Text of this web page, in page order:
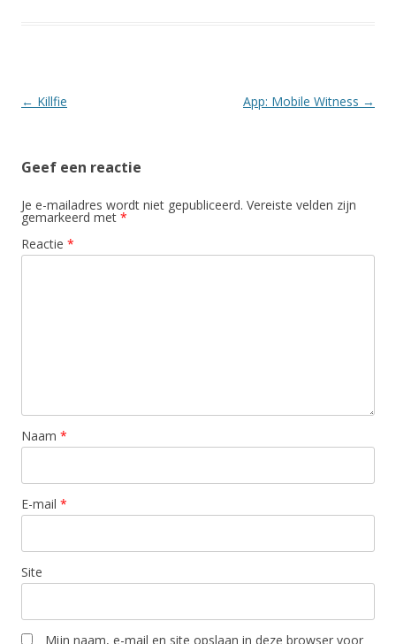
Berichtnavigatie
← Killfie App: Mobile Witness →
Geef een reactie
Je e-mailadres wordt niet gepubliceerd. Vereiste velden zijn
gemarkeerd met *
Reactie *
Naam *
E-mail *
Site
Mijn naam, e-mail en site opslaan in deze browser voor